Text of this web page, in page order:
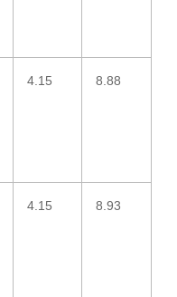
4.15 8.88
4.15 8.93